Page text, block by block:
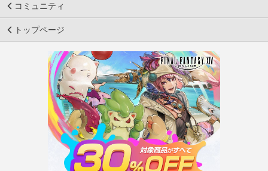
コミュニティ
トップページ